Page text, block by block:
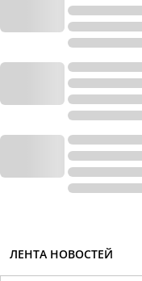
ЛЕНТА НОВОСТЕЙ